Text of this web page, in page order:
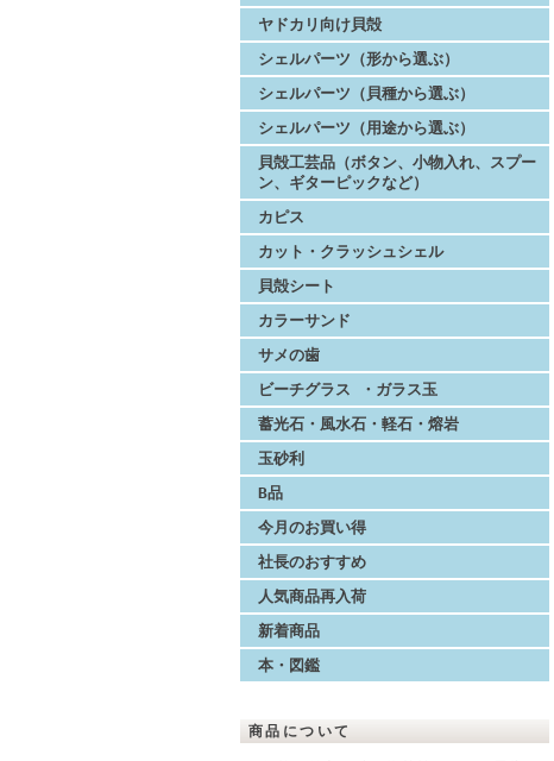
ヤドカリ向け貝殻
シェルパーツ（形から選ぶ）
シェルパーツ（貝種から選ぶ）
シェルパーツ（用途から選ぶ）
貝殻工芸品（ボタン、小物入れ、スプー
ン、ギターピックなど）
カピス
カット・クラッシュシェル
貝殻シート
カラーサンド
サメの歯
ビーチグラス ・ガラス玉
蓄光石・風水石・軽石・熔岩
玉砂利
B品
今月のお買い得
社長のおすすめ
人気商品再入荷
新着商品
本・図鑑
商品について